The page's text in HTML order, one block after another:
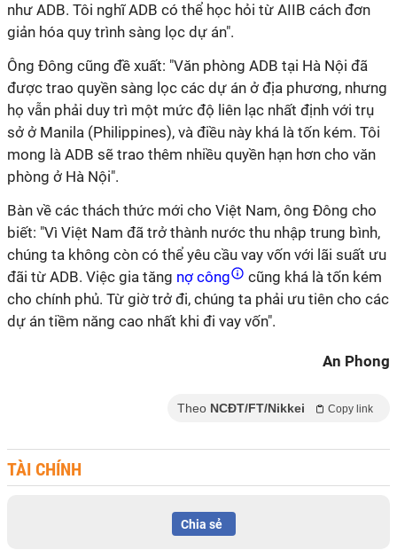
như ADB. Tôi nghĩ ADB có thể học hỏi từ AIIB cách đơn
giản hóa quy trình sàng lọc dự án".
Ông Đông cũng đề xuất: "Văn phòng ADB tại Hà Nội đã
được trao quyền sàng lọc các dự án ở địa phương, nhưng
họ vẫn phải duy trì một mức độ liên lạc nhất định với trụ
sở ở Manila (Philippines), và điều này khá là tốn kém. Tôi
mong là ADB sẽ trao thêm nhiều quyền hạn hơn cho văn
phòng ở Hà Nội".
Bàn về các thách thức mới cho Việt Nam, ông Đông cho
biết: "Vì Việt Nam đã trở thành nước thu nhập trung bình,
chúng ta không còn có thể yêu cầu vay vốn với lãi suất ưu
đãi từ ADB. Việc gia tăng nợ công
cũng khá là tốn kém
cho chính phủ. Từ giờ trở đi, chúng ta phải ưu tiên cho các
dự án tiềm năng cao nhất khi đi vay vốn".
An Phong
Theo NCĐT/FT/Nikkei Copy link
TÀI CHÍNH
Chia sẻ